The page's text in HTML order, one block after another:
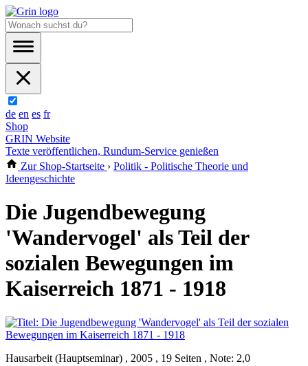
de en es fr
Shop
GRIN Website
Texte veröffentlichen, Rundum-Service genießen
Zur Shop-Startseite › Politik - Politische Theorie und
Ideengeschichte
Die Jugendbewegung
'Wandervogel' als Teil der
sozialen Bewegungen im
Kaiserreich 1871 - 1918
Hausarbeit (Hauptseminar) , 2005 , 19 Seiten , Note: 2,0